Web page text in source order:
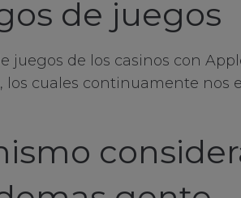
de juegos
juegos de los casinos con
los cuales continuamente nos